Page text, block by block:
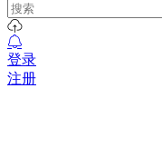
登录
注册